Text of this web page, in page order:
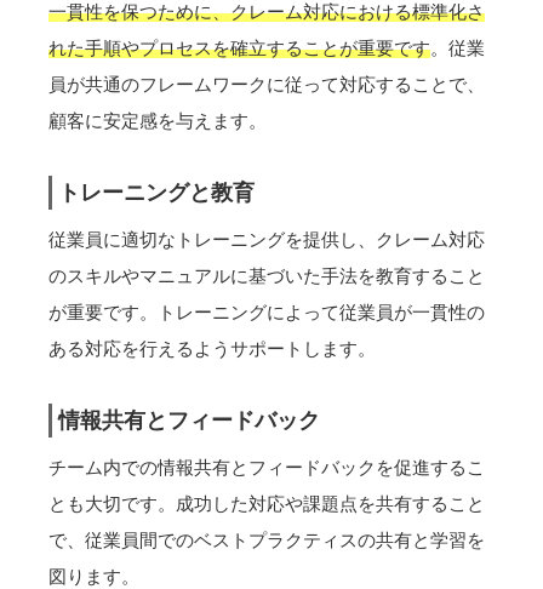
一貫性を保つために、クレーム対応における標準化さ
れた手順やプロセスを確立することが重要です。従業
員が共通のフレームワークに従って対応することで、
顧客に安定感を与えます。
トレーニングと教育
従業員に適切なトレーニングを提供し、クレーム対応
のスキルやマニュアルに基づいた手法を教育すること
が重要です。トレーニングによって従業員が一貫性の
ある対応を行えるようサポートします。
情報共有とフィードバック
チーム内での情報共有とフィードバックを促進するこ
とも大切です。成功した対応や課題点を共有すること
で、従業員間でのベストプラクティスの共有と学習を
図ります。